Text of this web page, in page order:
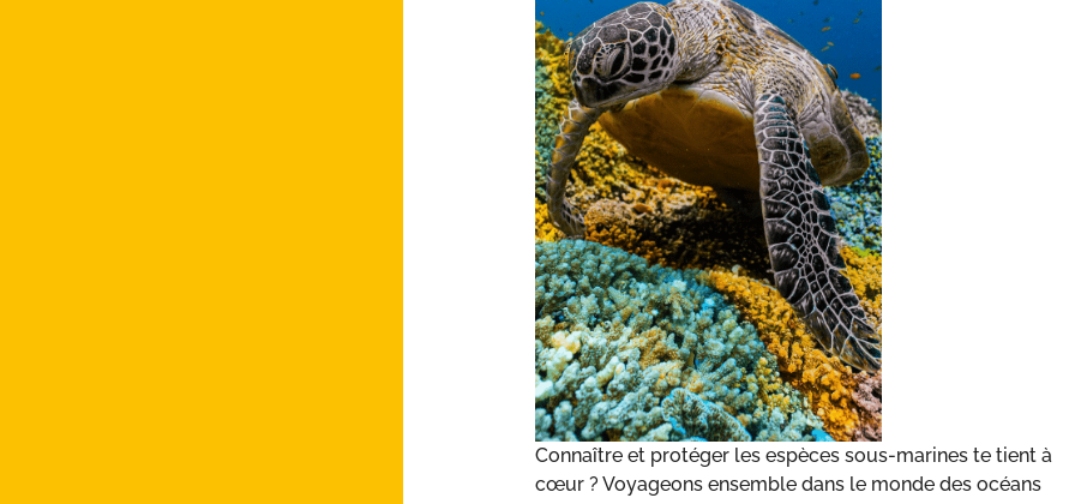
Connaître et protéger les espèces sous-marines te tient à
cœur ? Voyageons ensemble dans le monde des océans